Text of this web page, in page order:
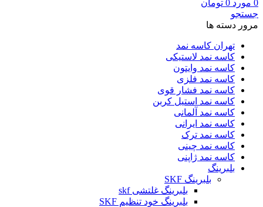
0 مورد 0 تومان
جستجو
مرور دسته ها
تهران کاسه نمد
کاسه نمد لاستیکی
کاسه نمد وایتون
کاسه نمد فلزی
کاسه نمد فشار قوی
کاسه نمد استیل کربن
کاسه نمد آلمانی
کاسه نمد ایرانی
کاسه نمد ترک
کاسه نمد چینی
کاسه نمد ژاپنی
بلبرینگ
بلبرینگ SKF
بلبرینگ غلتشی skf
بلبرینگ خود تنظیم SKF